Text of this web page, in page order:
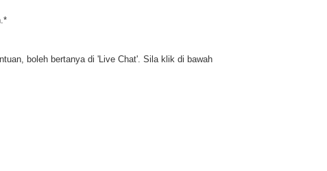
boleh bertanya di 'Live Chat'. Sila klik di bawah